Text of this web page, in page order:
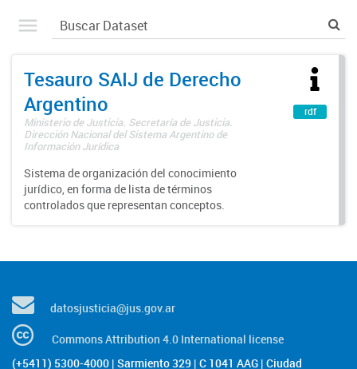
Tesauro SAIJ de Derecho
Argentino
Ministerio de Justicia. Secretaría de Justicia.
Dirección Nacional del Sistema Argentino de
Información Jurídica
Sistema de organización del conocimiento
jurídico, en forma de lista de términos
controlados que representan conceptos.
rdf
datosjusticia@jus.gov.ar
Commons Attribution 4.0 International license
(+5411) 5300-4000 | Sarmiento 329 | C 1041 AAG | Ciudad